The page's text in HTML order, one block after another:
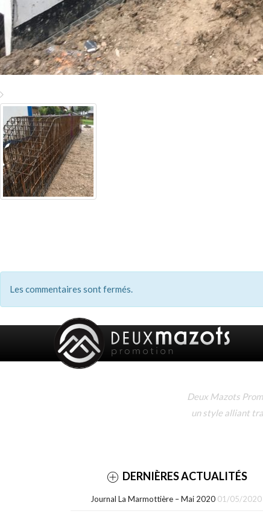
Les commentaires sont fermés.
Deux Mazots
un style alliant
DERNIÈRES ACTUALITÉS
Journal La Marmottière – Mai 2020 01/05/2020